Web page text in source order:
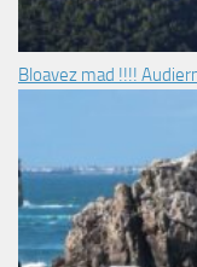
Bloavez mad !!!!